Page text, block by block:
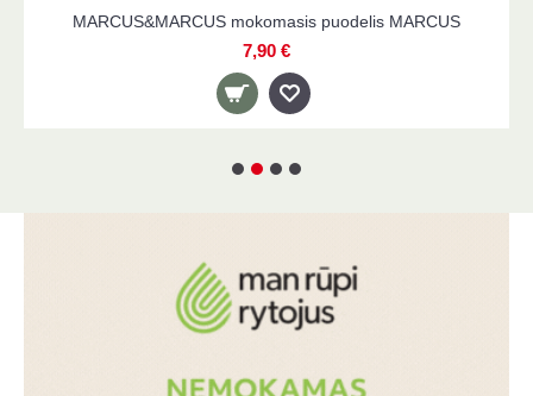
MARCUS&MARCUS tritano gertuvė su